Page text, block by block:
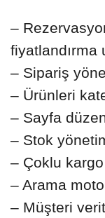
–
fiyatlandırma
– Sipariş
– Ürünleri
– Sayfa
– Stok
– Çoklu
– Arama
– Müşteri